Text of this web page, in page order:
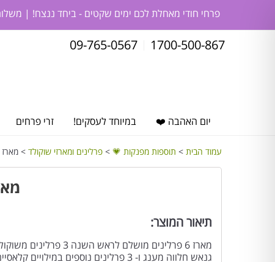
פרחי חודי מאחלת לכם ימים שקטים - ביחד ננצח! |
1700-500-867
09-765-0567
יום האהבה ❤️ במיוחד לעסקים! זרי פרחים
עמוד הבית > תוספות מפנקות 💗 > פרלינים ומארזי שוקולד >
תיאור המוצר:
מארז 6 פרלינים מושלם
גנאש חלווה מענג ו- 3 פרלינים נוספים במילויים קלאסיים